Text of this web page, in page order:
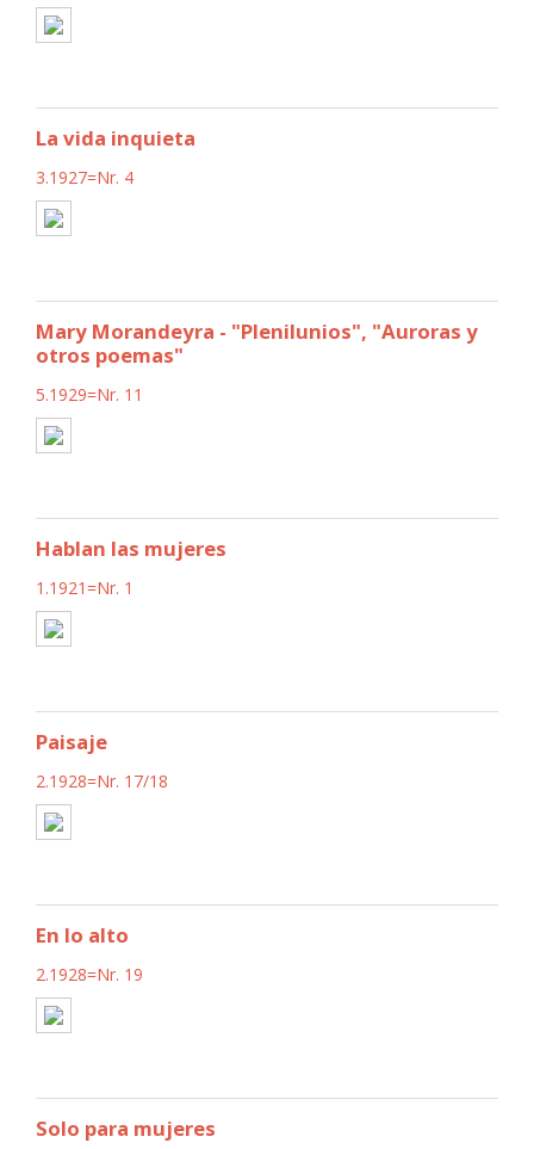
La vida inquieta
3.1927=Nr. 4
Mary Morandeyra - "Plenilunios", "Auroras y
otros poemas"
5.1929=Nr. 11
Hablan las mujeres
1.1921=Nr. 1
Paisaje
2.1928=Nr. 17/18
En lo alto
2.1928=Nr. 19
Solo para mujeres